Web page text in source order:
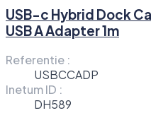
USB-c Hybrid Dock
USB A Adapter 1m
Referentie :
USBCCADP
Inetum ID :
DH589